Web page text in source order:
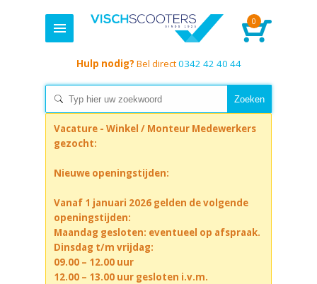
0
Hulp nodig? Bel direct0342 42 40 44
Vacature - Winkel / Monteur Medewerkers
gezocht:
Nieuwe openingstijden:
Vanaf 1 januari 2026 gelden de volgende
openingstijden:
Maandag gesloten: eventueel op afspraak.
Dinsdag t/m vrijdag:
09.00 – 12.00 uur
12.00 – 13.00 uur gesloten i.v.m.